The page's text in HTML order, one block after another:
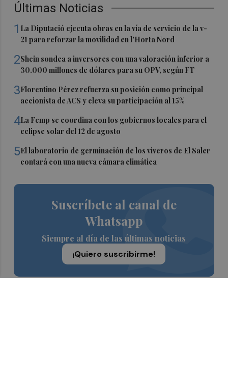
Últimas Noticias
1 La Diputació ejecuta obras en la vía de servicio de la v-
21 para reforzar la movilidad en l'Horta Nord
2Shein sondea a inversores con una valoración inferior a
30.000 millones de dólares para su OPV, según FT
3Florentino Pérez refuerza su posición como principal
accionista de ACS y eleva su participación al 15%
4La Femp se coordina con los gobiernos locales para el
eclipse solar del 12 de agosto
5El laboratorio de germinación de los viveros de El Saler
contará con una nueva cámara climática
Suscríbete al canal de
Whatsapp
Siempre al día de las últimas noticias
¡Quiero suscribirme!